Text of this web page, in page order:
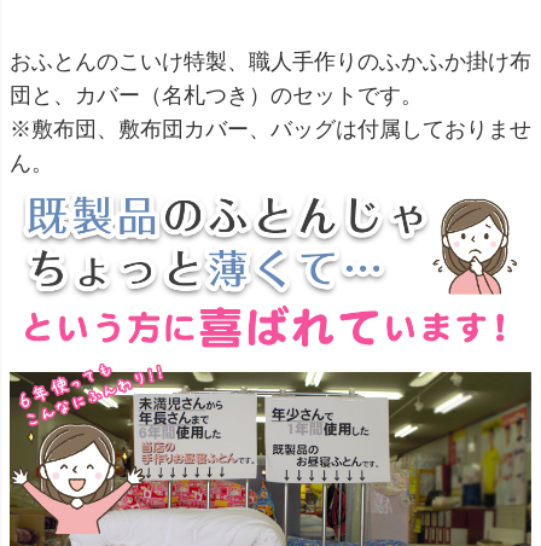
おふとんのこいけ特製、職人手作りのふかふか掛け布
団と、カバー（名札つき）のセットです。
※敷布団、敷布団カバー、バッグは付属しておりませ
ん。